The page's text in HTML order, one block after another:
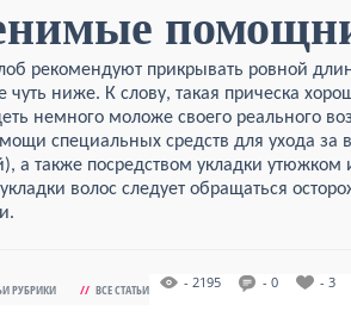
рекомендуют прикрывать ровной
ниже. К слову, такая прическа
немного моложе своего реального
специальных средств для ухода
а также посредством укладки
волос следует обращаться
РУБРИКИ // ВСЕ СТАТЬИ - 2195 - 0 - 3